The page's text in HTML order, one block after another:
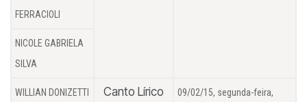
FERRACIOLI
NICOLE GABRIELA
SILVA
WILLIAN DONIZETTI
Canto Lírico
09/02/15, segunda-feira,